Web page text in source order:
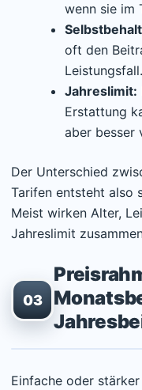
wenn sie im
oft den
Leistungsfall.
Jahreslimit:
Erstattung
aber besser
Der Unterschied
Tarifen entsteht also
Meist wirken Alter,
Jahreslimit
03
Einfache oder